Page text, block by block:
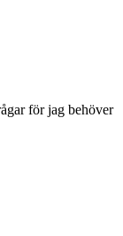
för jag behöver